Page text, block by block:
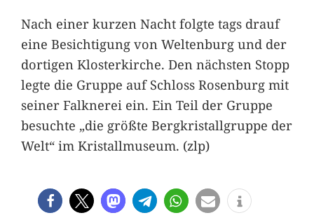
Nach einer kurzen Nacht folgte tags drauf
eine Besichtigung von Weltenburg und der
dortigen Klosterkirche. Den nächsten Stopp
legte die Gruppe auf Schloss Rosenburg mit
seiner Falknerei ein. Ein Teil der Gruppe
besuchte „die größte Bergkristallgruppe der
Welt“ im Kristallmuseum. (zlp)